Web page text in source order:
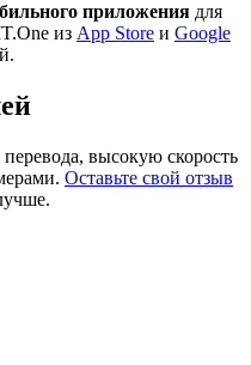
приложения для
из App Store и Google
высокую скорость
Оставьте свой отзыв